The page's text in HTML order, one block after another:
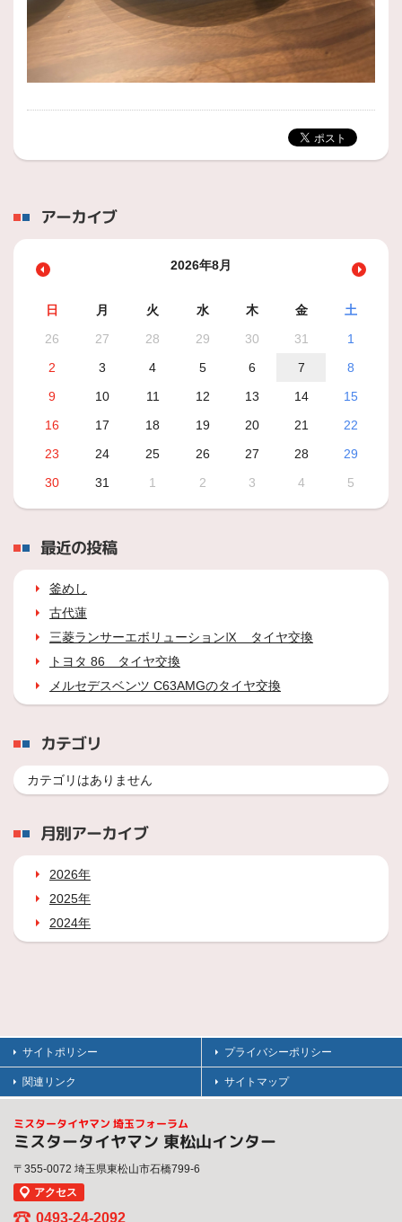
アーカイブ
2026年8月
日 月 火 水 木 金
土
26
27 28 29 30 31
1
2
3 4 5 6 7
8
9
10 11 12 13 14
15
16
17 18 19 20 21
22
23
24 25 26 27 28
29
30
31 1 2 3 4 5
最近の投稿
釜めし
古代蓮
三菱ランサーエボリューションⅨ タイヤ交換
トヨタ 86 タイヤ交換
メルセデスベンツ C63AMGのタイヤ交換
カテゴリ
カテゴリはありません
月別アーカイブ
2026年
2025年
2024年
サイトポリシー プライバシーポリシー
関連リンク サイトマップ
ミスタータイヤマン 埼玉フォーラム
ミスタータイヤマン 東松山インター
〒355-0072 埼玉県東松山市石橋799-6
アクセス
0493-24-2092